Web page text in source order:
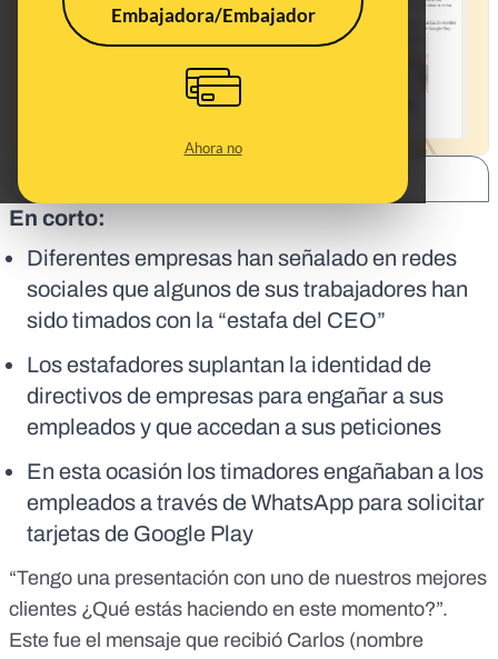
Embajadora/Embajador
Ahora no
En corto:
Diferentes empresas han señalado en redes
sociales que algunos de sus trabajadores han
sido timados con la “estafa del CEO”
Los estafadores suplantan la identidad de
directivos de empresas para engañar a sus
empleados y que accedan a sus peticiones
En esta ocasión los timadores engañaban a los
empleados a través de WhatsApp para solicitar
tarjetas de Google Play
“Tengo una presentación con uno de nuestros mejores
clientes ¿Qué estás haciendo en este momento?”.
Este fue el mensaje que recibió Carlos (nombre